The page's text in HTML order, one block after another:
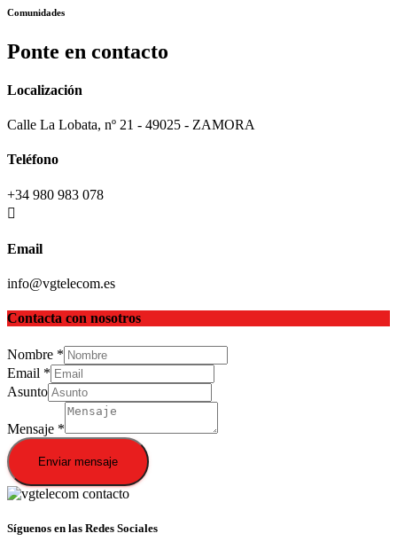
Comunidades
Ponte en contacto
Localización
Calle La Lobata, nº 21 - 49025 - ZAMORA
Teléfono
+34 980 983 078
Email
info@vgtelecom.es
Contacta con nosotros
Nombre *
Email *
Asunto
Mensaje *
Enviar mensaje
Síguenos en las Redes Sociales